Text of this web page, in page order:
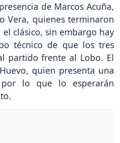
de Marcos Acuña,
Vera, quienes terminaron
clásico, sin embargo hay
técnico de que los tres
partido frente al Lobo. El
quien presenta una
por lo que lo esperarán